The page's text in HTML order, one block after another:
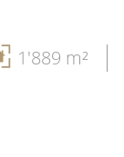
1'889 m²